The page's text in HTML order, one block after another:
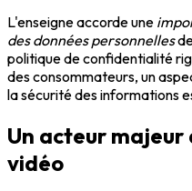
L'enseigne accorde une
des données personnelles
politique de confidentialité
des consommateurs, un
la sécurité des informations
Un acteur majeur
vidéo